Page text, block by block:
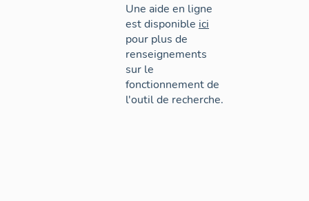
Une aide en ligne
est disponible ici
pour plus de
renseignements
sur le
fonctionnement de
l'outil de recherche.